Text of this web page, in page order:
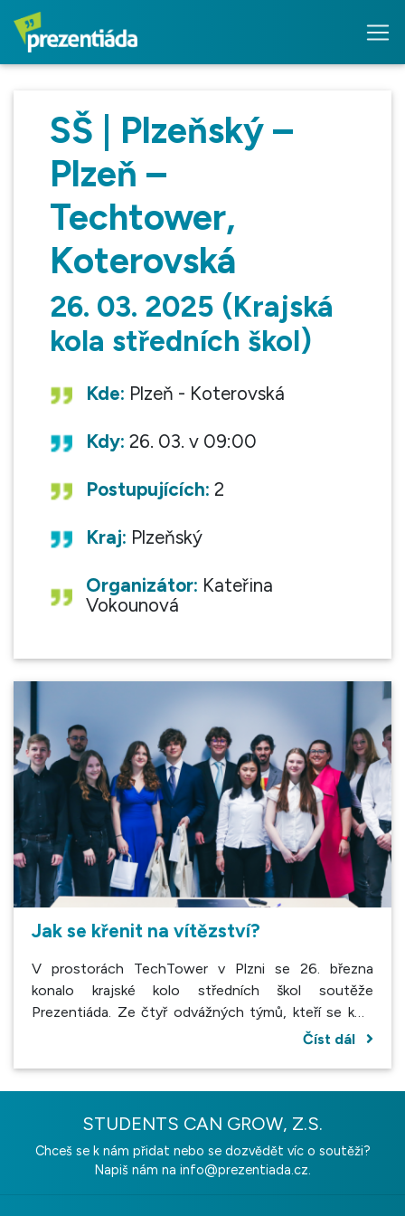
SŠ | Plzeňský –
Plzeň –
Techtower,
Koterovská
26. 03. 2025 (Krajská
kola středních škol)
Kde: Plzeň - Koterovská
Kdy: 26. 03. v 09:00
Postupujících: 2
Kraj: Plzeňský
Organizátor: Kateřina
Vokounová
Jak se křenit na vítězství?
V prostorách TechTower v Plzni se 26. března
konalo krajské kolo středních škol soutěže
Prezentiáda. Ze čtyř odvážných týmů, kteří se kola
zúčastnili, obhájil své vítězství tým Už zase kření. Své
nepřirozené a A pak už nic.
Číst dál
STUDENTS CAN GROW, Z.S.
Chceš se k nám přidat nebo se dozvědět víc o soutěži?
Napiš nám na info@prezentiada.cz.